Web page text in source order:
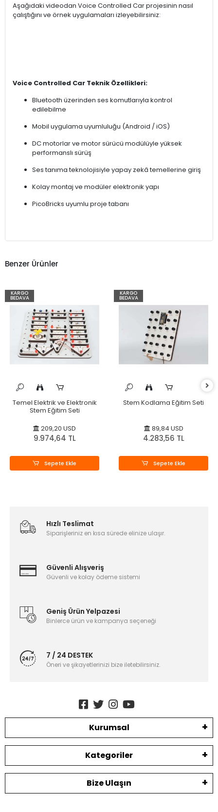
Aşağıdaki videodan Voice Controlled Car projesinin nasıl
çalıştığını ve örnek uygulamaları izleyebilirsiniz:
Voice Controlled Car Teknik Özellikleri:
Bluetooth üzerinden ses komutlarıyla kontrol
edilebilme
Mobil uygulama uyumluluğu (Android / iOS)
DC motorlar ve motor sürücü modülüyle yüksek
performanslı sürüş
Ses tanıma teknolojisiyle yapay zekâ temellerine giriş
Kolay montaj ve modüler elektronik yapı
PicoBricks uyumlu proje tabanı
Benzer Ürünler
KARGO
BEDAVA
Temel Elektrik ve Elektronik
Stem Eğitim Seti
209,20 USD
9.974,64 TL
Sepete Ekle
KARGO
BEDAVA
Stem Kodlama Eğitim Seti
89,84 USD
4.283,56 TL
Sepete Ekle
Hızlı Teslimat
Siparişleriniz en kısa sürede elinize ulaşır.
Güvenli Alışveriş
Güvenli ve kolay ödeme sistemi
Geniş Ürün Yelpazesi
Binlerce ürün ve kampanya seçeneği
7 / 24 DESTEK
Öneri ve şikayetlerinizi bize iletebilirsiniz.
Kurumsal
Kategoriler
Bize Ulaşın